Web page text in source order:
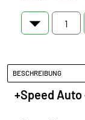
BESCHREIBUNG
+Speed Auto